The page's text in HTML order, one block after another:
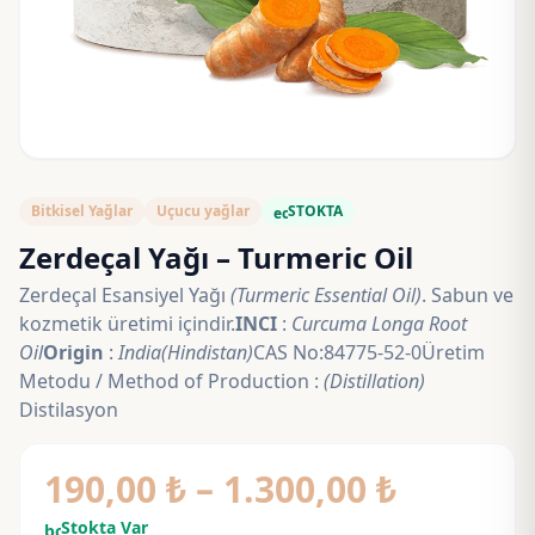
Bitkisel Yağlar Uçucu yağlar ecoSTOKTA
Zerdeçal Yağı – Turmeric Oil
Zerdeçal Esansiyel Yağı (Turmeric Essential Oil). Sabun ve
kozmetik üretimi içindir.INCI : Curcuma Longa Root
OilOrigin :India(Hindistan)CAS No:84775-52-0Üretim
Metodu / Method of Production : (Distillation)
Distilasyon
190,00 ₺ – 1.300,00 ₺Fiyat
Stokta Var